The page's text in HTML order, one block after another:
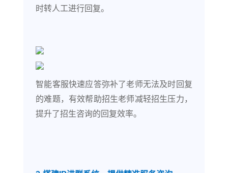
时转人工进行回复。
智能客服快速应答弥补了老师无法及时回复
的难题，有效帮助招生老师减轻招生压力，
提升了招生咨询的回复效率。